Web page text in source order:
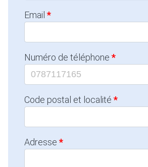
Email
Numéro de téléphone
Code postal et localité
Adresse